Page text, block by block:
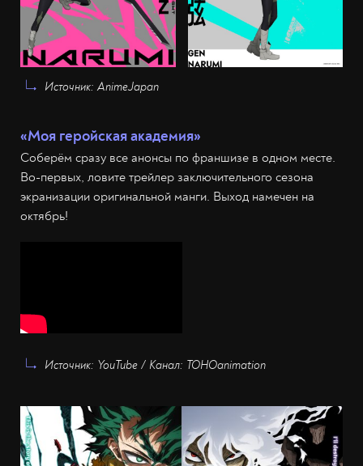
Источник: AnimeJapan
«Моя геройская академия»
Соберём сразу все анонсы по франшизе в одном месте.
Во-первых, ловите трейлер заключительного сезона
экранизации оригинальной манги. Выход намечен на
октябрь!
Источник: YouTube / Канал: TOHOanimation